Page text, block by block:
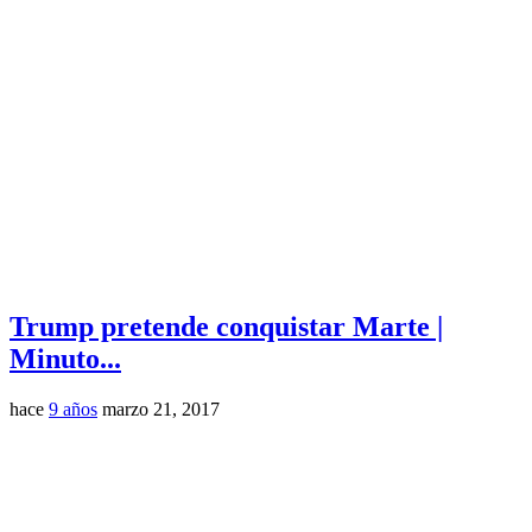
Trump pretende conquistar Marte |
Minuto...
hace 9 años marzo 21, 2017